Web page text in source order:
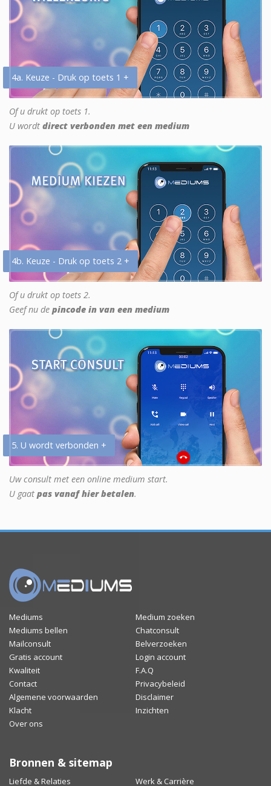
4a. Keuze - Druk op toets 1 +
Of u drukt op toets 1.
U wordt direct verbonden met een medium
4b. Keuze - Druk op toets 2 +
Of u drukt op toets 2.
Geef nu de pincode in van een medium
5. U wordt verbonden +
Uw consult met een online medium start.
U gaat pas vanaf hier betalen.
Mediums
Medium zoeken
Mediums bellen
Chatconsult
Mailconsult
Belverzoeken
Gratis account
Login account
Kwaliteit
F.A.Q
Contact
Privacybeleid
Algemene voorwaarden
Disclaimer
Klacht
Inzichten
Over ons
Bronnen & sitemap
Liefde & Relaties Werk & Carrière